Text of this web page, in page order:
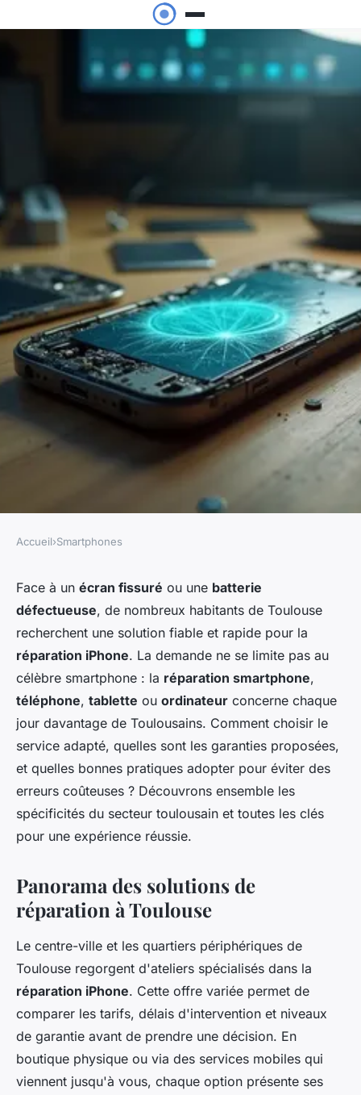
SMARTPHONES
Réparation iphone à toulouse :
guide complet pour redonner
vie à vos appareils
admin•4 février 2026• 6 min de lecture
Accueil›Smartphones
Face à un écran fissuré ou une batterie
défectueuse, de nombreux habitants de Toulouse
recherchent une solution fiable et rapide pour la
réparation iPhone. La demande ne se limite pas au
célèbre smartphone : la réparation smartphone,
téléphone, tablette ou ordinateur concerne chaque
jour davantage de Toulousains. Comment choisir le
service adapté, quelles sont les garanties proposées,
et quelles bonnes pratiques adopter pour éviter des
erreurs coûteuses ? Découvrons ensemble les
spécificités du secteur toulousain et toutes les clés
pour une expérience réussie.
Panorama des solutions de
réparation à Toulouse
Le centre-ville et les quartiers périphériques de
Toulouse regorgent d'ateliers spécialisés dans la
réparation iPhone. Cette offre variée permet de
comparer les tarifs, délais d'intervention et niveaux
de garantie avant de prendre une décision. En
boutique physique ou via des services mobiles qui
viennent jusqu'à vous, chaque option présente ses